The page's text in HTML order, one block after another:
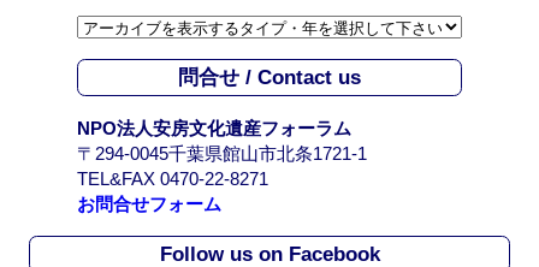
カ
イ
ブ
A
r
c
h
i
問合せ / Contact us
NPO法人安房文化遺産フォーラム
〒294-0045千葉県館山市北条1721-1
TEL&FAX 0470-22-8271
お問合せフォーム
Follow us on Facebook